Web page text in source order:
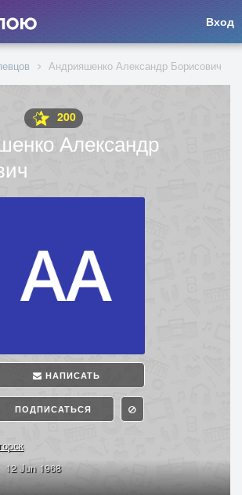
Вход
Андрияшенко Александр Борисович
200
Александр
НАПИСАТЬ
ПОДПИСАТЬСЯ
12 Jun 1968